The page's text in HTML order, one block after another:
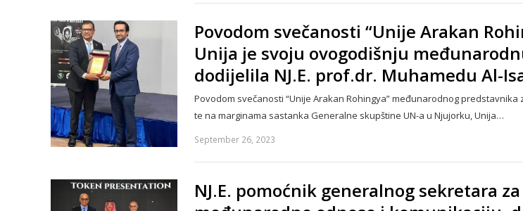
Povodom svečanosti “Unije Arakan
Unija je svoju ovogodišnju
dodijelila NJ.E. prof.dr. Muhamedu Al-
Povodom svečanosti “Unije Arakan Rohingya” međunarodnog predstavnika
te na marginama sastanka Generalne skupštine UN-a u Njujorku, Unija…
September 26, 2023
NJ.E. pomoćnik generalnog sekretara za